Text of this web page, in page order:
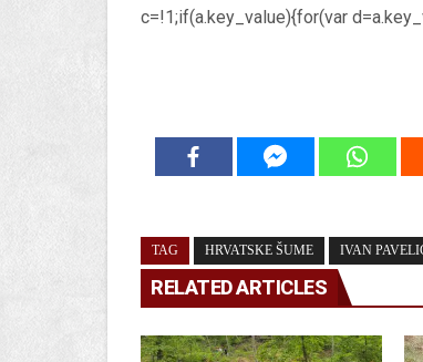
c=!1;if(a.key_value){for(var
TAG HRVATSKE ŠUME IVAN
RELATED ARTICLES